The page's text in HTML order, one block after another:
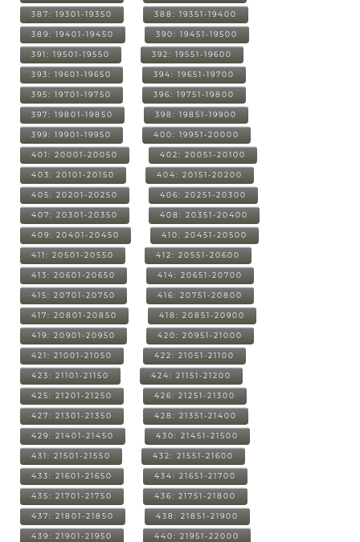
387: 19301-19350 388: 19351-19400
389: 19401-19450 390: 19451-19500
391: 19501-19550 392: 19551-19600
393: 19601-19650 394: 19651-19700
395: 19701-19750 396: 19751-19800
397: 19801-19850 398: 19851-19900
399: 19901-19950 400: 19951-20000
401: 20001-20050 402: 20051-20100
403: 20101-20150 404: 20151-20200
405: 20201-20250 406: 20251-20300
407: 20301-20350 408: 20351-20400
409: 20401-20450 410: 20451-20500
411: 20501-20550 412: 20551-20600
413: 20601-20650 414: 20651-20700
415: 20701-20750 416: 20751-20800
417: 20801-20850 418: 20851-20900
419: 20901-20950 420: 20951-21000
421: 21001-21050 422: 21051-21100
423: 21101-21150 424: 21151-21200
425: 21201-21250 426: 21251-21300
427: 21301-21350 428: 21351-21400
429: 21401-21450 430: 21451-21500
431: 21501-21550 432: 21551-21600
433: 21601-21650 434: 21651-21700
435: 21701-21750 436: 21751-21800
437: 21801-21850 438: 21851-21900
439: 21901-21950 440: 21951-22000